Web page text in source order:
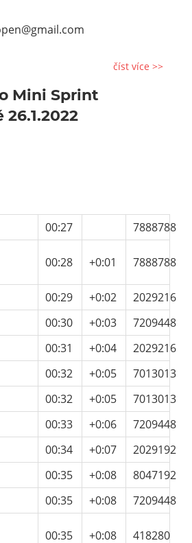
číst více >>
Mini Sprint
00:27 7888788
00:28 +0:01 7888788
00:29 +0:02
2029216
00:30 +0:03
7209448
00:31 +0:04
2029216
00:32 +0:05
7013013
00:32 +0:05
7013013
00:33 +0:06
7209448
00:34 +0:07
2029192
00:35 +0:08
8047192
00:35 +0:08 7209448
00:35 +0:08 418280